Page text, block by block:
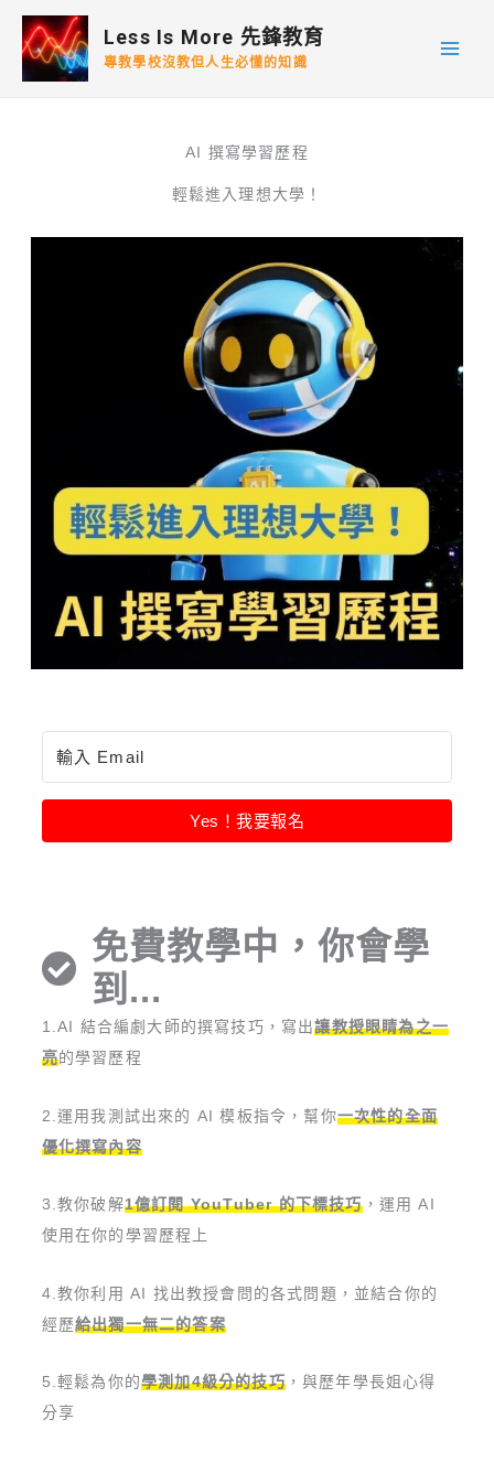
Less Is More 先鋒教育
專教學校沒教但人生必懂的知識
AI 撰寫學習歷程
輕鬆進入理想大學！
Yes！我要報名
免費教學中，你會學
到...
1.AI 結合編劇大師的撰寫技巧，寫出讓教授眼睛為之一
亮的學習歷程
2.運用我測試出來的 AI 模板指令，幫你一次性的全面
優化撰寫內容
3.教你破解1億訂閱 YouTuber 的下標技巧，運用 AI
使用在你的學習歷程上
4.教你利用 AI 找出教授會問的各式問題，並結合你的
經歷給出獨一無二的答案
5.輕鬆為你的學測加4級分的技巧，與歷年學長姐心得
分享